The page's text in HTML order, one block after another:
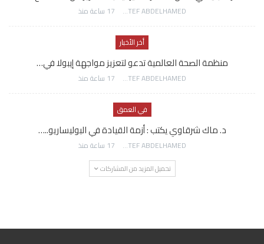
AWATEF ABDELHAMED 17 ساعة منذ
أخر الأخبار
منظمة الصحة العالمية تدعو لتعزيز مواجهة إيبولا في…
AWATEF ABDELHAMED 17 ساعة منذ
في العمق
د. ماك شرقاوي يكتب : أزمة القيادة في البوليساريو..…
AWATEF ABDELHAMED 17 ساعة منذ
تحميل المزيد من المشاركات